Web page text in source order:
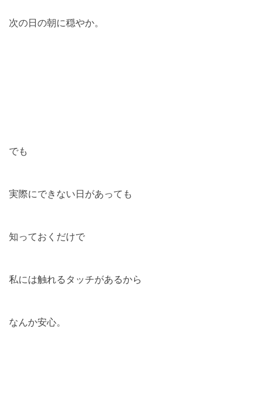
次の日の朝に穏やか。
でも
実際にできない日があっても
知っておくだけで
私には触れるタッチがあるから
なんか安心。